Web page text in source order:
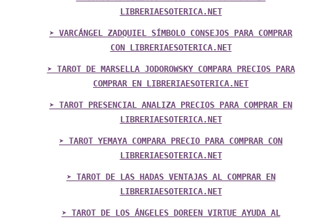
LIBRERIAESOTERICA.NET
➤ VARCÁNGEL ZADQUIEL SÍMBOLO CONSEJOS PARA COMPRAR
CON LIBRERIAESOTERICA.NET
➤ TAROT DE MARSELLA JODOROWSKY COMPARA PRECIOS PARA
COMPRAR EN LIBRERIAESOTERICA.NET
➤ TAROT PRESENCIAL ANALIZA PRECIOS PARA COMPRAR EN
LIBRERIAESOTERICA.NET
➤ TAROT YEMAYA COMPARA PRECIO PARA COMPRAR CON
LIBRERIAESOTERICA.NET
➤ TAROT DE LAS HADAS VENTAJAS AL COMPRAR EN
LIBRERIAESOTERICA.NET
➤ TAROT DE LOS ÁNGELES DOREEN VIRTUE AYUDA AL